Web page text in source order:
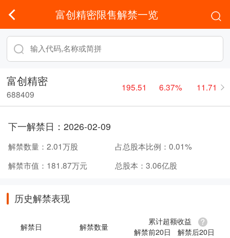
富创精密限售解禁一览
富创精密
688409
195.51 6.37% 11.71
下一解禁日： 2026-02-09
解禁数量： 2.01万股 占总股本比例： 0.01%
解禁市值： 181.87万元 总股本： 3.06亿股
历史解禁表现
解禁日 解禁数量
累计超额收益
解禁前20日
解禁后20日